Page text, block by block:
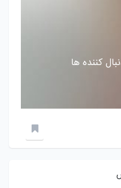
کننده ها